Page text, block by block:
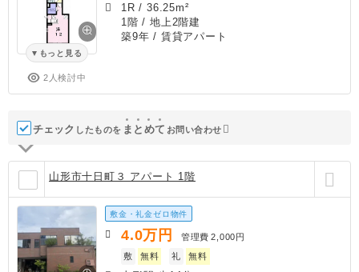
もっと見る
2人検討中
1R /36.25m²
1階 / 地上2階建
築9年 / 賃貸アパート
チェック したものを ま と めて お問い合わせ
山形市十日町３ アパート 1階
敷金・礼金ゼロ物件
4.0万円 管理費 2,000円
敷
無料 礼 無料